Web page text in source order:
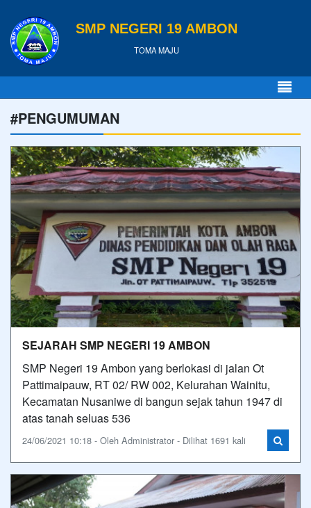
SMP NEGERI 19 AMBON
TOMA MAJU
#PENGUMUMAN
SEJARAH SMP NEGERI 19 AMBON
SMP Negeri 19 Ambon yang berlokasi di jalan Ot
Pattimaipauw, RT 02/ RW 002, Kelurahan Wainitu,
Kecamatan Nusaniwe di bangun sejak tahun 1947 di
atas tanah seluas 536
24/06/2021 10:18 - Oleh Administrator - Dilihat 1691 kali